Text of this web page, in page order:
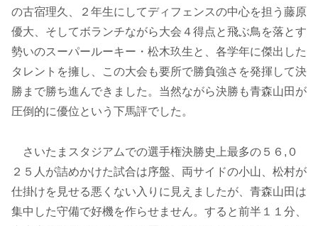
の古宿理久、２年生にしてディフェンスの中心を担う藤原
優大、そしてボランチながら大会４得点と飛ぶ鳥を落とす
勢いのスーパールーキー・松木玖生と、各学年に傑出した
タレントを擁し、この大会も要所で勝負強さを発揮して決
勝まで勝ち進んできました。当然ながら決勝も青森山田が
圧倒的に優位という下馬評でした。
さいたまスタジアムでの選手権決勝史上最多の５６,０
２５人が詰めかけた試合は序盤、両サイドの小山、松村が
仕掛けを見せる悪くない入りに見えましたが、青森山田は
集中した守備で好機を作らせません。すると前半１１分、